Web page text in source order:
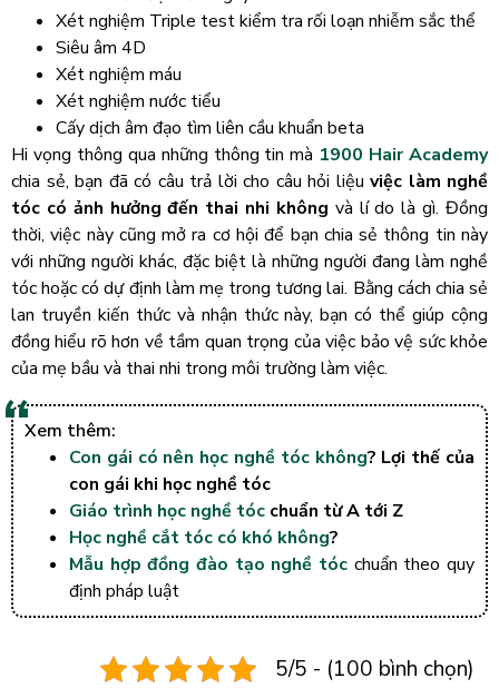
Xét nghiệm Triple test kiểm tra rối loạn nhiễm sắc thể
Siêu âm 4D
Xét nghiệm máu
Xét nghiệm nước tiểu
Cấy dịch âm đạo tìm liên cầu khuẩn beta
Hi vọng thông qua những thông tin mà 1900 Hair Academy
chia sẻ, bạn đã có câu trả lời cho câu hỏi liệu việc làm nghề
tóc có ảnh hưởng đến thai nhi không và lí do là gì. Đồng
thời, việc này cũng mở ra cơ hội để bạn chia sẻ thông tin này
với những người khác, đặc biệt là những người đang làm nghề
tóc hoặc có dự định làm mẹ trong tương lai. Bằng cách chia sẻ
lan truyền kiến thức và nhận thức này, bạn có thể giúp cộng
đồng hiểu rõ hơn về tầm quan trọng của việc bảo vệ sức khỏe
của mẹ bầu và thai nhi trong môi trường làm việc.
Xem thêm:
Con gái có nên học nghề tóc không? Lợi thế của
con gái khi học nghề tóc
Giáo trình học nghề tóc chuẩn từ A tới Z
Học nghề cắt tóc có khó không?
Mẫu hợp đồng đào tạo nghề tóc chuẩn theo quy
định pháp luật
5/5 - (100 bình chọn)